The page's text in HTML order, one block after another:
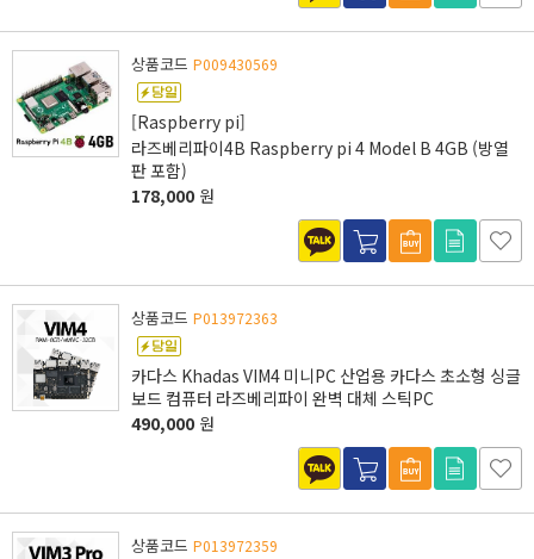
상품코드 P009430569
[Raspberry pi]
라즈베리파이4B Raspberry pi 4 Model B 4GB (방열
판 포함)
178,000 원
상품코드 P013972363
카다스 Khadas VIM4 미니PC 산업용 카다스 초소형 싱글
보드 컴퓨터 라즈베리파이 완벽 대체 스틱PC
490,000 원
상품코드 P013972359